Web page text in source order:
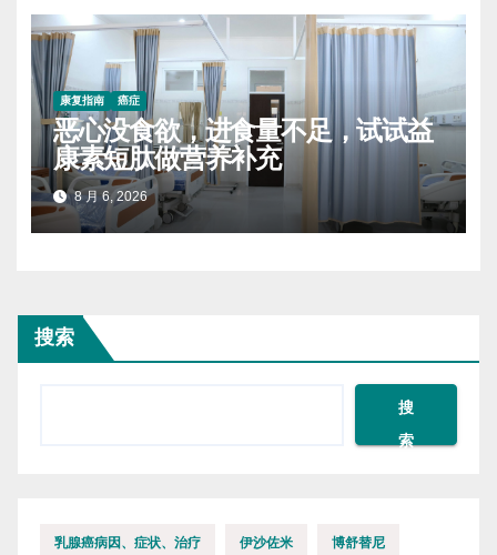
康复指南 癌症
恶心没食欲，进食量不足，试试益
康素短肽做营养补充
8 月 6, 2026
搜索
搜
索
乳腺癌病因、症状、治疗 伊沙佐米 博舒替尼